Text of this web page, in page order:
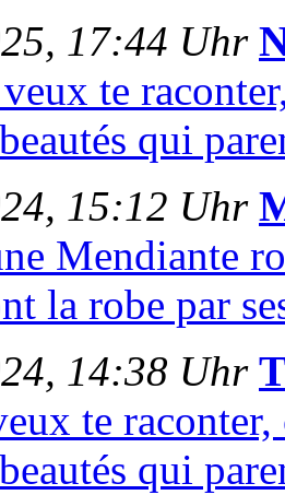
17:44 Uhr
te
qui
15:12 Uhr
Mendiante
la robe par
14:38 Uhr
te
qui